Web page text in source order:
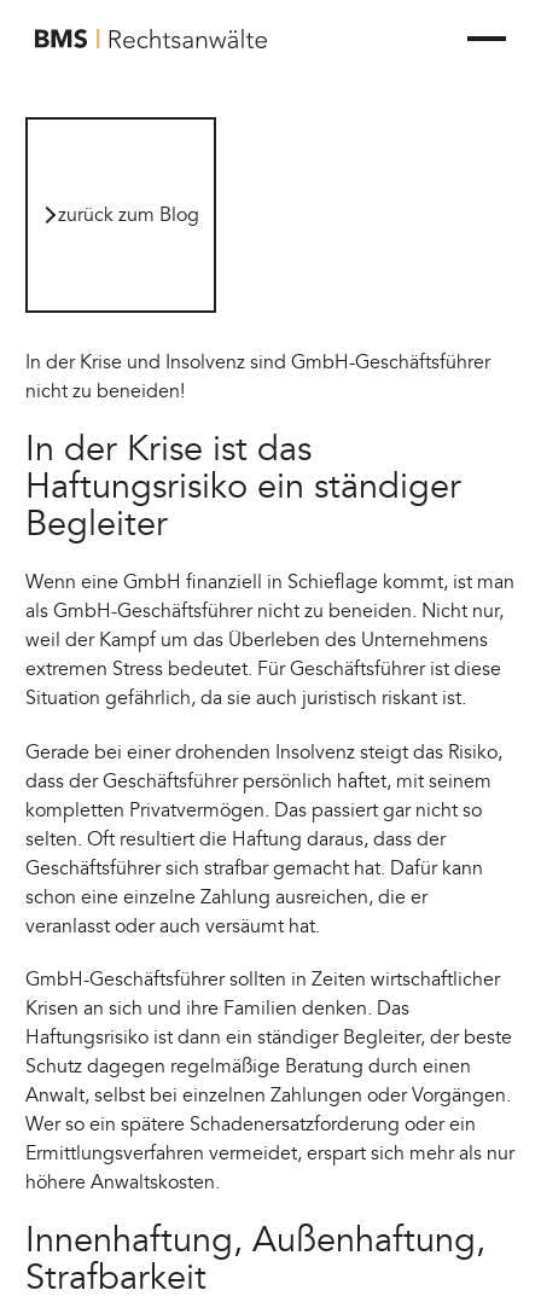
zur Startseite von BMS Rechtsanwälte
zurück zum Blog
In der Krise und Insolvenz sind GmbH-Geschäftsführer
nicht zu beneiden!
In der Krise ist das
Haftungsrisiko ein ständiger
Begleiter
Wenn eine GmbH finanziell in Schieflage kommt, ist man
als GmbH-Geschäftsführer nicht zu beneiden. Nicht nur,
weil der Kampf um das Überleben des Unternehmens
extremen Stress bedeutet. Für Geschäftsführer ist diese
Situation gefährlich, da sie auch juristisch riskant ist.
Gerade bei einer drohenden Insolvenz steigt das Risiko,
dass der Geschäftsführer persönlich haftet, mit seinem
kompletten Privatvermögen. Das passiert gar nicht so
selten. Oft resultiert die Haftung daraus, dass der
Geschäftsführer sich strafbar gemacht hat. Dafür kann
schon eine einzelne Zahlung ausreichen, die er
veranlasst oder auch versäumt hat.
GmbH-Geschäftsführer sollten in Zeiten wirtschaftlicher
Krisen an sich und ihre Familien denken. Das
Haftungsrisiko ist dann ein ständiger Begleiter, der beste
Schutz dagegen regelmäßige Beratung durch einen
Anwalt, selbst bei einzelnen Zahlungen oder Vorgängen.
Wer so ein spätere Schadenersatzforderung oder ein
Ermittlungsverfahren vermeidet, erspart sich mehr als nur
höhere Anwaltskosten.
Innenhaftung, Außenhaftung,
Strafbarkeit